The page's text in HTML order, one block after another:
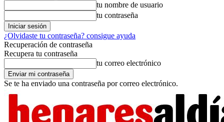
tu nombre de usuario
tu contraseña
¿Olvidaste tu contraseña? consigue ayuda
Recuperación de contraseña
Recupera tu contraseña
tu correo electrónico
Se te ha enviado una contraseña por correo electrónico.